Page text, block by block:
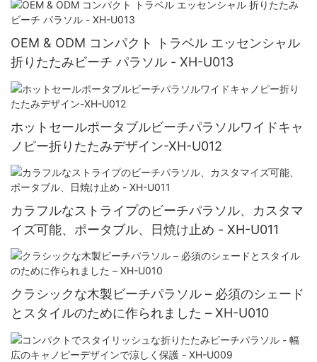
OEM & ODM コンパクト トラベル エッセンシャル
折りたたみビーチ パラソル - XH-U013
ホットセールポータブルビーチパラソルワイドキャ
ノピー折りたたみデザイン-XH-U012
カラフルなストライプのビーチパラソル、カスタマ
イズ可能、ポータブル、日焼け止め - XH-U011
クラシックな木製ビーチパラソル – 必須のシェード
とスタイルのために作られました – XH-U010